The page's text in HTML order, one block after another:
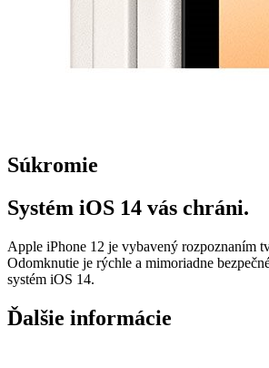
Súkromie
Systém iOS 14 vás chráni.
Apple iPhone 12 je vybavený rozpoznaním
Odomknutie je rýchle a mimoriadne
systém iOS 14.
Ďalšie informácie